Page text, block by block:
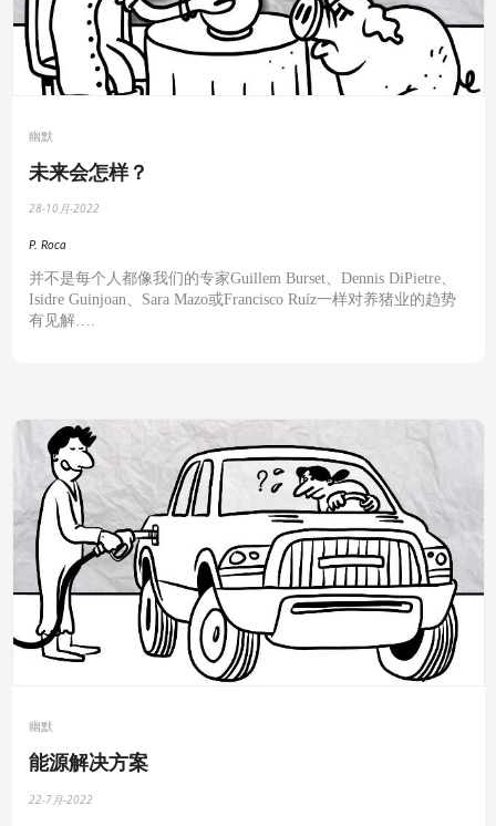
幽默
未来会怎样？
28-10月-2022
P. Roca
并不是每个人都像我们的专家Guillem Burset、 Dennis DiPietre、
Isidre Guinjoan、 Sara Mazo或Francisco Ruíz一样对养猪业的趋势
有见解….
幽默
能源解决方案
22-7月-2022